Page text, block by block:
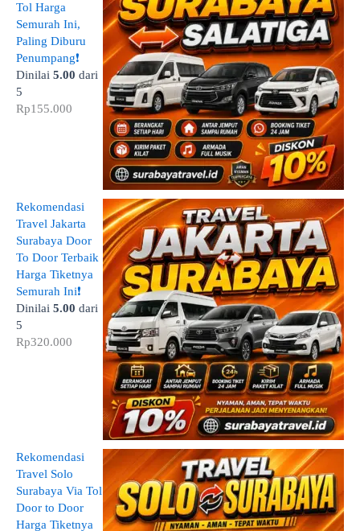
Tol Harga
Semurah Ini,
Paling Diburu
Penumpang❗
Dinilai 5.00 dari
5
Rp155.000
Rekomendasi
Travel Jakarta
Surabaya Door
To Door Terbaik
Harga Tiketnya
Semurah Ini❗
Dinilai 5.00 dari
5
Rp320.000
Rekomendasi
Travel Solo
Surabaya Via Tol
Door to Door
Harga Tiketnya